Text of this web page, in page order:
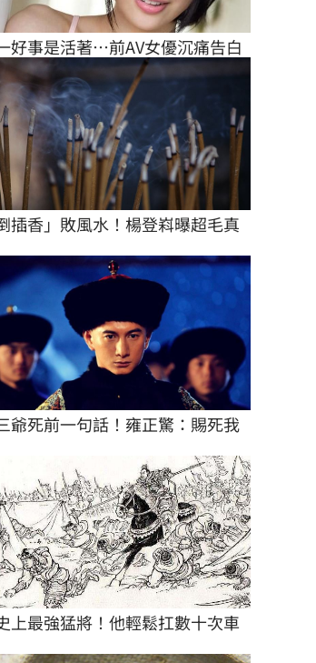
好事是活著…前AV女優沉痛告白
插香」敗風水！楊登嵙曝超毛真
爺死前一句話！雍正驚：賜死我
上最強猛將！他輕鬆扛數十次車